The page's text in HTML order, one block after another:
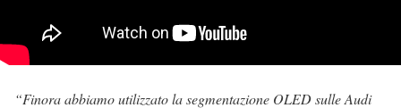
“Finora abbiamo utilizzato la segmentazione OLED sulle Audi